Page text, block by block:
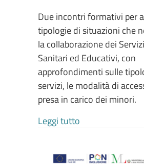
Due incontri formativi per
tipologie di situazioni che
la collaborazione dei
Sanitari ed Educativi, con
approfondimenti sulle
servizi, le modalità di
presa in carico dei minori.
Leggi tutto